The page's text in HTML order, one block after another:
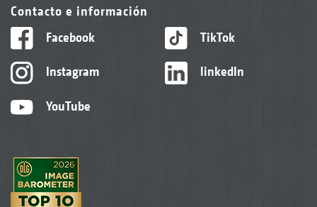
Contacto e información
Facebook
Instagram
YouTube
TikTok
linkedIn